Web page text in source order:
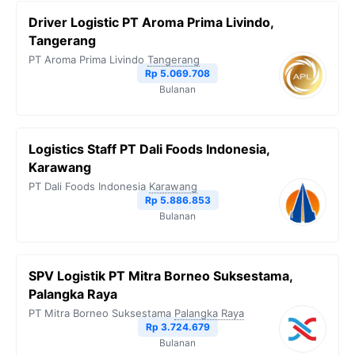
Driver Logistic PT Aroma Prima Livindo,
Tangerang
PT Aroma Prima Livindo Tangerang
Rp 5.069.708
Bulanan
Logistics Staff PT Dali Foods Indonesia,
Karawang
PT Dali Foods Indonesia Karawang
Rp 5.886.853
Bulanan
SPV Logistik PT Mitra Borneo Suksestama,
Palangka Raya
PT Mitra Borneo Suksestama Palangka Raya
Rp 3.724.679
Bulanan